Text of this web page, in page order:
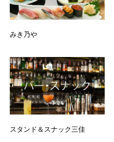
みき乃や
スタンド＆スナック三佳